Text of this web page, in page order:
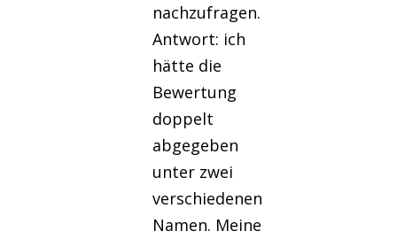
nachzufragen.
Antwort: ich
hätte die
Bewertung
doppelt
abgegeben
unter zwei
verschiedenen
Namen. Meine